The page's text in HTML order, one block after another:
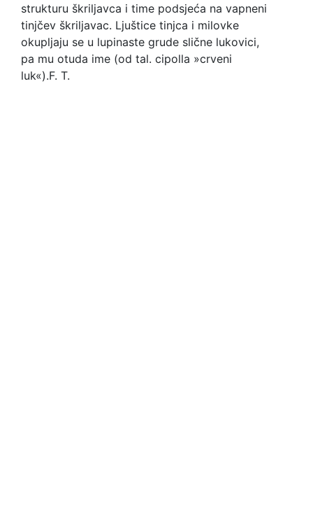
strukturu škriljavca i time podsjeća na vapneni
tinjčev škriljavac. Ljuštice tinjca i milovke
okupljaju se u lupinaste grude slične lukovici,
pa mu otuda ime (od tal. cipolla »crveni
luk«).F. T.